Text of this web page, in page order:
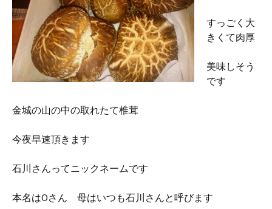
すっごく大
きくて肉厚
美味しそう
です
金城の山の中の取れたて椎茸
今夜早速頂きます
石川さんってニックネームです
本名はOさん 母はいつも石川さんと呼びます